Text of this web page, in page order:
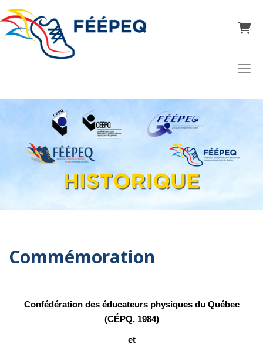
Panier
Commémoration
Confédération des éducateurs physiques du Québec
(CÉPQ, 1984)
et